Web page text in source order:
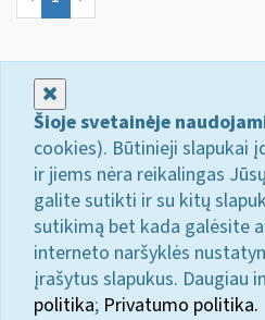
Šioje svetainėje
cookies). Būtinieji slapukai
ir jiems nėra reikalingas
galite sutikti ir su kitų
sutikimą bet kada galėsite
interneto naršyklės
įrašytus slapukus. Daugiau
politika; Privatumo politika.